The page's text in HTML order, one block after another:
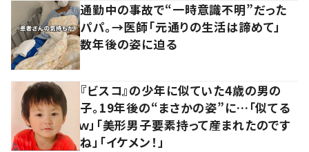
通勤中の事故で“一時意識不明”だった
パパ。→医師「元通りの生活は諦めて」
数年後の姿に迫る
『ビスコ』の少年に似ていた4歳の男の
子。19年後の“まさかの姿”に…「似てる
ｗ」「美形男子要素持って産まれたのです
ね」「イケメン！」